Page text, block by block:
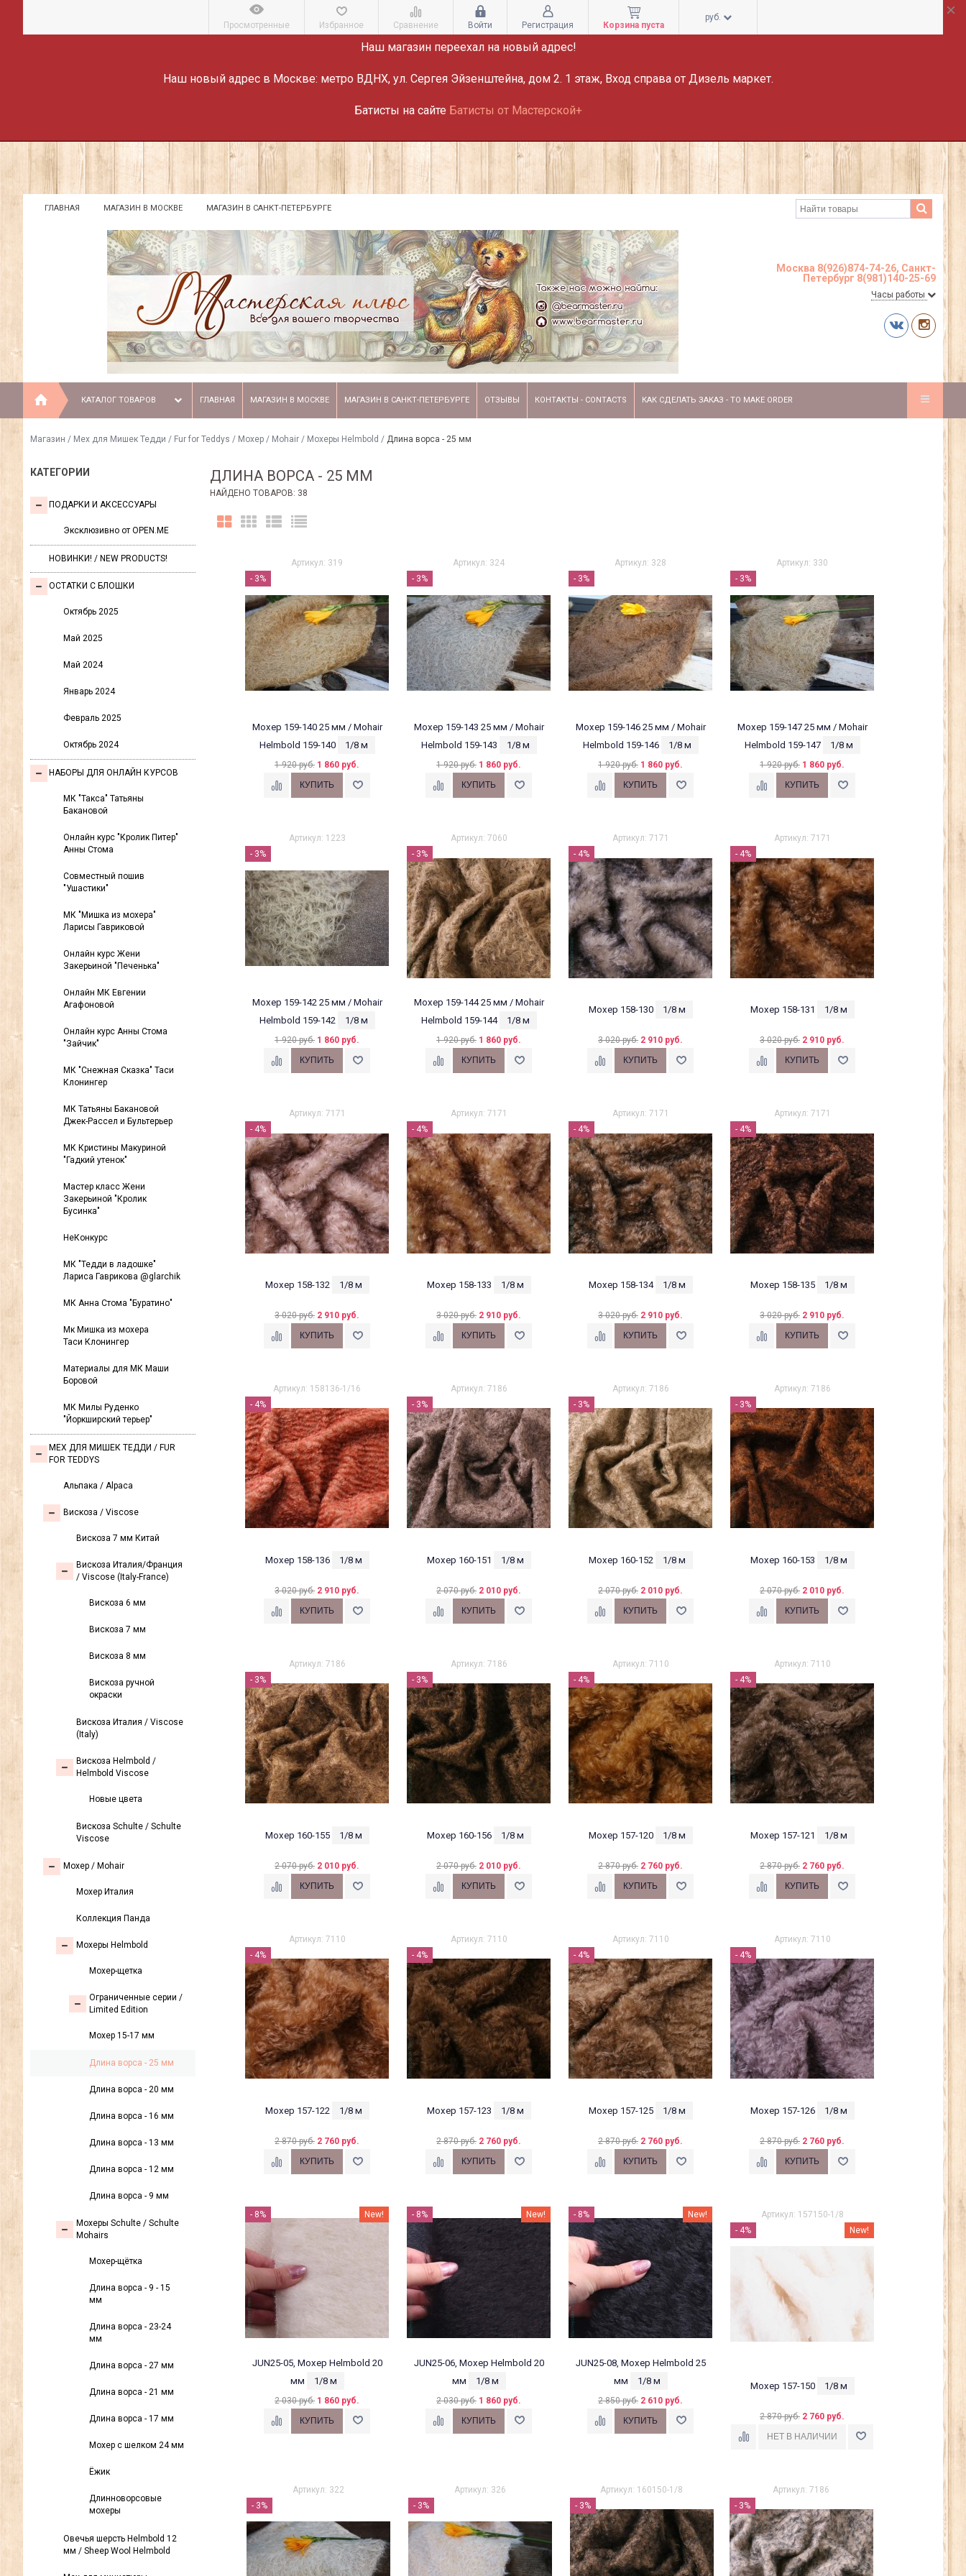
ВНИМАНИЕ!
Наш магазин переехал на новый адрес!
Наш новый адрес в Москве: метро ВДНХ, ул. Сергея Эйзенштейна, дом 2. 1 этаж, Вход справа от Дизель маркет.
Батисты на сайте Батисты от Мастерской+
Просмотренные Избранное Сравнение Войти Регистрация Корзина пуста
руб.
ГЛАВНАЯ МАГАЗИН В МОСКВЕ МАГАЗИН В САНКТ-ПЕТЕРБУРГЕ
Москва 8(926)874-74-26, Санкт-
Петербург 8(981)140-25-69
Часы работы
КАТАЛОГ ТОВАРОВ ГЛАВНАЯ МАГАЗИН В МОСКВЕ МАГАЗИН В САНКТ-ПЕТЕРБУРГЕ ОТЗЫВЫ КОНТАКТЫ - CONTACTS КАК СДЕЛАТЬ ЗАКАЗ - TO MAKE ORDER
Магазин / Мех для Мишек Тедди / Fur for Teddys / Моxер / Mohair / Мохеры Helmbold / Длина ворса - 25 мм
КАТЕГОРИИ
ПОДАРКИ И АКСЕССУАРЫ
Эксклюзивно от OPEN.ME
НОВИНКИ! / NEW PRODUCTS!
ОСТАТКИ С БЛОШКИ
Октябрь 2025
Май 2025
Май 2024
Январь 2024
Февраль 2025
Октябрь 2024
НАБОРЫ ДЛЯ ОНЛАЙН КУРСОВ
МК "Такса" Татьяны
Бакановой
Онлайн курс "Кролик Питер"
Анны Стома
Совместный пошив
"Ушастики"
МК "Мишка из мохера"
Ларисы Гавриковой
Онлайн курс Жени
Закерьиной "Печенька"
Онлайн МК Евгении
Агафоновой
Онлайн курс Анны Стома
"Зайчик"
МК "Снежная Сказка" Таси
Клонингер
МК Татьяны Бакановой
Джек-Рассел и Бультерьер
МК Кристины Макуриной
"Гадкий утенок"
Мастер класс Жени
Закерьиной "Кролик
Бусинка"
НеКонкурс
МК "Тедди в ладошке"
Лариса Гаврикова @glarchik
МК Анна Стома "Буратино"
Мк Мишка из мохера
Таси Клонингер
Материалы для МК Маши
Боровой
МК Милы Руденко
"Йоркширский терьер"
МЕХ ДЛЯ МИШЕК ТЕДДИ / FUR
FOR TEDDYS
Альпака / Alpaca
Вискоза / Viscose
Вискоза 7 мм Китай
Вискоза Италия/Франция
/ Viscose (Italy-France)
Вискоза 6 мм
Вискоза 7 мм
Вискоза 8 мм
Вискоза ручной
окраски
Вискоза Италия / Viscose
(Italy)
Вискоза Helmbold /
Helmbold Viscose
Новые цвета
Вискоза Sсhulte / Schulte
Viscose
Моxер / Mohair
Мохер Италия
Коллекция Панда
Мохеры Helmbold
Мохер-щетка
Ограниченные серии /
Limited Edition
Мохер 15-17 мм
Длина ворса - 25 мм
Длина ворса - 20 мм
Длина ворса - 16 мм
Длина ворса - 13 мм
Длина ворса - 12 мм
Длина ворса - 9 мм
Мохеры Sсhulte / Schulte
Mohairs
Мохер-щётка
Длина ворса - 9 - 15
мм
Длина ворса - 23-24
мм
Длина ворса - 27 мм
Длина ворса - 21 мм
Длина ворса - 17 мм
Мохер с шелком 24 мм
Ёжик
Длинноворсовые
мохеры
Овечья шерсть Helmbold 12
мм / Sheep Wool Helmbold
ДЛИНА ВОРСА - 25 ММ
НАЙДЕНО ТОВАРОВ: 38
Артикул: 319
- 3%
Мохер 159-140 25 мм / Mohair
Helmbold 159-140
1/8 м
1 920 руб. 1 860 руб.
Артикул: 324
- 3%
Мохер 159-143 25 мм / Mohair
Helmbold 159-143
1/8 м
1 920 руб. 1 860 руб.
Артикул: 328
- 3%
Мохер 159-146 25 мм / Mohair
Helmbold 159-146
1/8 м
1 920 руб. 1 860 руб.
Артикул: 330
- 3%
Мохер 159-147 25 мм / Mohair
Helmbold 159-147
1/8 м
1 920 руб. 1 860 руб.
Артикул: 1223
- 3%
Мохер 159-142 25 мм / Mohair
Helmbold 159-142
1/8 м
1 920 руб. 1 860 руб.
Артикул: 7060
- 3%
Мохер 159-144 25 мм / Mohair
Helmbold 159-144
1/8 м
1 920 руб. 1 860 руб.
Артикул: 7171
- 4%
Мохер 158-130 1/8 м
3 020 руб. 2 910 руб.
Артикул: 7171
- 4%
Мохер 158-131 1/8 м
3 020 руб. 2 910 руб.
Артикул: 7171
- 4%
Мохер 158-132 1/8 м
3 020 руб. 2 910 руб.
Артикул: 7171
- 4%
Мохер 158-133 1/8 м
3 020 руб. 2 910 руб.
Артикул: 7171
- 4%
Мохер 158-134 1/8 м
3 020 руб. 2 910 руб.
Артикул: 7171
- 4%
Мохер 158-135 1/8 м
3 020 руб. 2 910 руб.
Артикул: 158136-1/16
- 4%
Мохер 158-136 1/8 м
3 020 руб. 2 910 руб.
Артикул: 7186
- 3%
Мохер 160-151 1/8 м
2 070 руб. 2 010 руб.
Артикул: 7186
- 3%
Мохер 160-152 1/8 м
2 070 руб. 2 010 руб.
Артикул: 7186
- 3%
Мохер 160-153 1/8 м
2 070 руб. 2 010 руб.
Артикул: 7186
- 3%
Мохер 160-155 1/8 м
2 070 руб. 2 010 руб.
Артикул: 7186
- 3%
Мохер 160-156 1/8 м
2 070 руб. 2 010 руб.
Артикул: 7110
- 4%
Мохер 157-120 1/8 м
2 870 руб. 2 760 руб.
Артикул: 7110
- 4%
Мохер 157-121 1/8 м
2 870 руб. 2 760 руб.
Артикул: 7110
- 4%
Мохер 157-122 1/8 м
2 870 руб. 2 760 руб.
Артикул: 7110
- 4%
Мохер 157-123 1/8 м
2 870 руб. 2 760 руб.
Артикул: 7110
- 4%
Мохер 157-125 1/8 м
2 870 руб. 2 760 руб.
Артикул: 7110
- 4%
Мохер 157-126 1/8 м
2 870 руб. 2 760 руб.
- 8% New!
JUN25-05, Мохер Helmbold 20
мм
1/8 м
2 030 руб. 1 860 руб.
- 8% New!
JUN25-06, Мохер Helmbold 20
мм
1/8 м
2 030 руб. 1 860 руб.
- 8% New!
JUN25-08, Мохер Helmbold 25
мм
1/8 м
2 850 руб. 2 610 руб.
Артикул: 157150-1/8
- 4%
New!
Мохер 157-150 1/8 м
2 870 руб. 2 760 руб.
Артикул: 322
- 3%
Артикул: 326
- 3%
Артикул: 160150-1/8
- 3%
Артикул: 7186
- 3%